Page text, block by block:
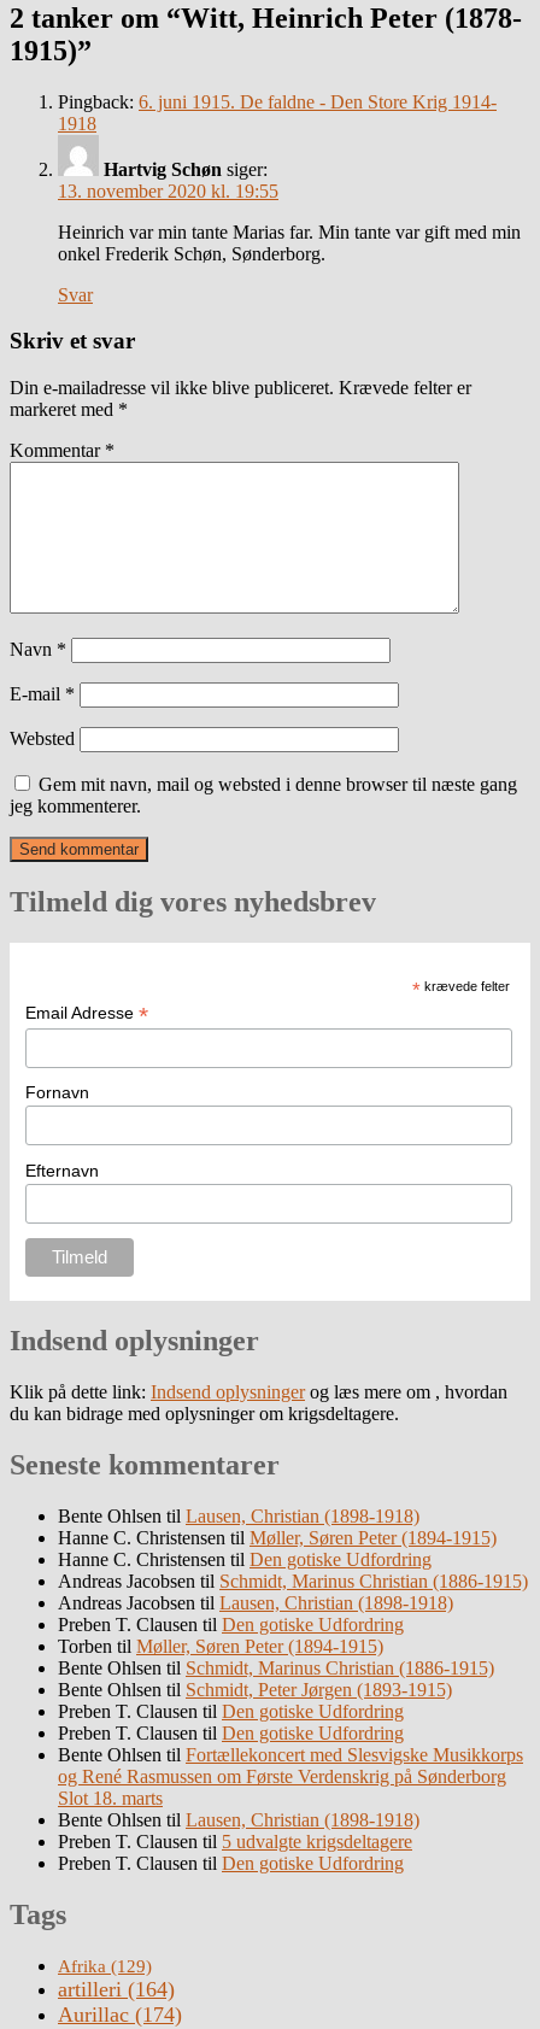
2 tanker om “Witt, Heinrich Peter (1878-
1915)”
Pingback: 6. juni 1915. De faldne - Den Store Krig 1914-
1918
Hartvig Schøn siger:
13. november 2020 kl. 19:55
Heinrich var min tante Marias far. Min tante var gift med min
onkel Frederik Schøn, Sønderborg.
Svar
Skriv et svar
Din e-mailadresse vil ikke blive publiceret. Krævede felter er
markeret med *
Kommentar *
Navn *
E-mail *
Websted
Gem mit navn, mail og websted i denne browser til næste gang
jeg kommenterer.
Tilmeld dig vores nyhedsbrev
* krævede felter
Email Adresse *
Fornavn
Efternavn
Indsend oplysninger
Klik på dette link: Indsend oplysningerog læs mere om , hvordan
du kan bidrage med oplysninger om krigsdeltagere.
Seneste kommentarer
Bente Ohlsen til Lausen, Christian (1898-1918)
Hanne C. Christensen til Møller, Søren Peter (1894-1915)
Hanne C. Christensen til Den gotiske Udfordring
Andreas Jacobsen til Schmidt, Marinus Christian (1886-1915)
Andreas Jacobsen til Lausen, Christian (1898-1918)
Preben T. Clausen til Den gotiske Udfordring
Torben til Møller, Søren Peter (1894-1915)
Bente Ohlsen til Schmidt, Marinus Christian (1886-1915)
Bente Ohlsen til Schmidt, Peter Jørgen (1893-1915)
Preben T. Clausen til Den gotiske Udfordring
Preben T. Clausen til Den gotiske Udfordring
Bente Ohlsen til Fortællekoncert med Slesvigske Musikkorps
og René Rasmussen om Første Verdenskrig på Sønderborg
Slot 18. marts
Bente Ohlsen til Lausen, Christian (1898-1918)
Preben T. Clausen til 5 udvalgte krigsdeltagere
Preben T. Clausen til Den gotiske Udfordring
Tags
Afrika (129)
artilleri (164)
Aurillac (174)